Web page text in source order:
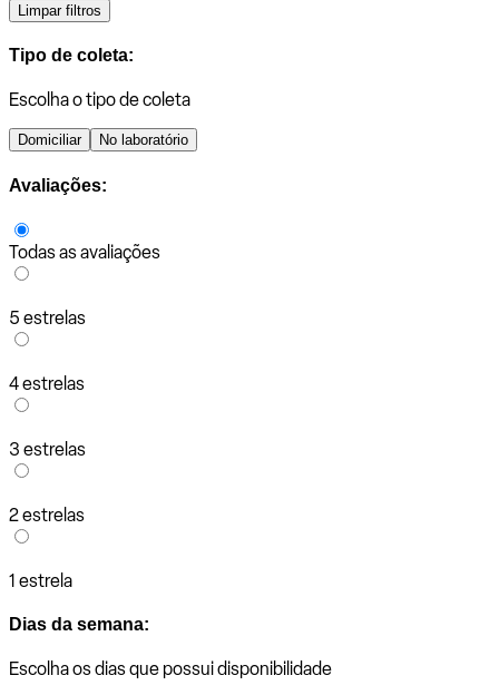
Limpar filtros
Tipo de coleta:
Escolha o tipo de coleta
Domiciliar No laboratório
Avaliações:
Todas as avaliações
5 estrelas
4 estrelas
3 estrelas
2 estrelas
1 estrela
Dias da semana:
Escolha os dias que possui disponibilidade